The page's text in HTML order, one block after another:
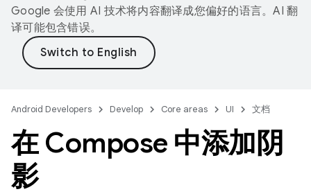
Google 会使用 AI 技术将内容翻译成您偏好的语言。AI 翻
译可能包含错误。
Android Developers Develop Core areas UI 文档
在 Compose 中添加阴
影